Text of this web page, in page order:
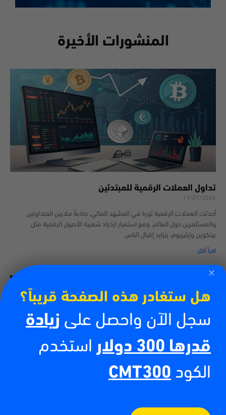
المنشورات الأخيرة
تداول العملات الرقمية للمبتدئين
13/07/2026
أحدثت العملات الرقمية ثورة في المشهد المالي، جاذبةً ملايين المتداولين
والمستثمرين حول العالم. ومع استمرار ازدياد شعبية الأصول الرقمية مثل
بيتكوين وإيثيريوم، يتزايد إقبال الناس
اقرأ أكثر
هل ستغادر هذه الصفحة قريباً؟
سجل الآن واحصل على زيادة
قدرها 300 دولار
استخدم
الكود CMT300